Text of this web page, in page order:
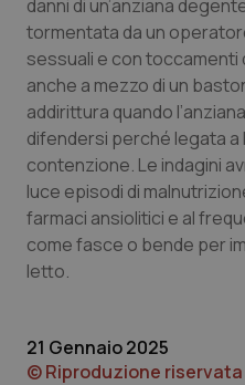
Molise
Piemonte
Provincia
Provincia
Puglia
Sardegna
Epatiti
HIV
Infezioni & Febbre
Ipertensione &
Malattie rare
Malattia di Crohn &
danni di un’anziana
tormentata da un
sessuali e con toccamenti
anche a mezzo di un
addirittura quando
difendersi perché legata
contenzione. Le indagini
luce episodi di
farmaci ansiolitici e al
come fasce o bende per
letto.
21 Gennaio 2025
© Riproduzione riservata